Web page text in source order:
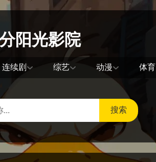
阳光影院
连续剧 综艺 动漫 体育
搜索